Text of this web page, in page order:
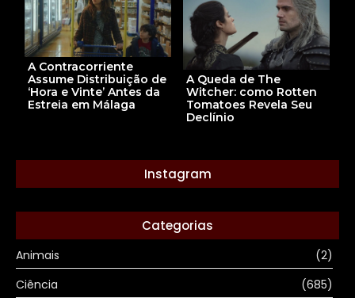
A Contracorriente
Assume Distribuição de
‘Hora e Vinte’ Antes da
Estreia em Málaga
A Queda de The
Witcher: como Rotten
Tomatoes Revela Seu
Declínio
Instagram
Categorias
Animais
(2)
Ciência
(685)